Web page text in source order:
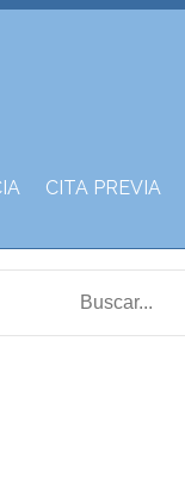
CITA PREVIA